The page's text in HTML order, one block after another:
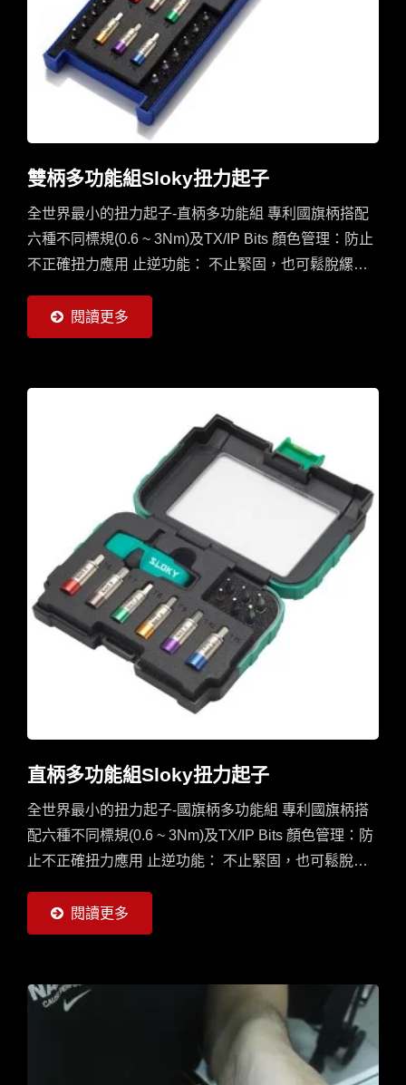
雙柄多功能組Sloky扭力起子
全世界最小的扭力起子-直柄多功能組 專利國旗柄搭配
六種不同標規(0.6 ~ 3Nm)及TX/IP Bits 顏色管理：防止
不正確扭力應用 止逆功能： 不止緊固，也可鬆脫縲絲
閱讀更多
直柄多功能組Sloky扭力起子
全世界最小的扭力起子-國旗柄多功能組 專利國旗柄搭
配六種不同標規(0.6 ~ 3Nm)及TX/IP Bits 顏色管理：防
止不正確扭力應用 止逆功能： 不止緊固，也可鬆脫縲
閱讀更多